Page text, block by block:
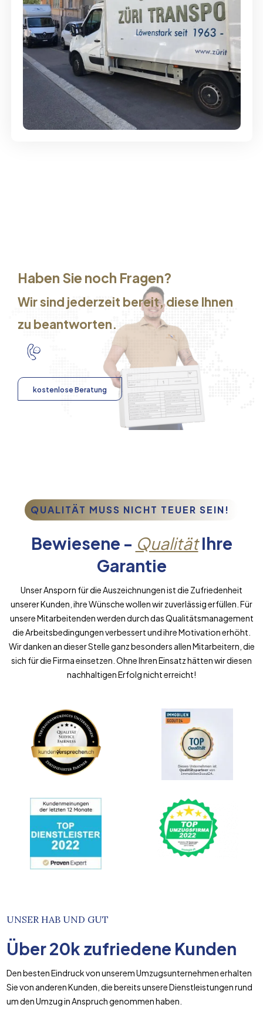
Günstige Umzüge - Hervorragender
Service
Haben Sie noch Fragen?
Wir sind jederzeit bereit, diese Ihnen
zu beantworten.
kostenlose Beratung
QUALITÄT MUSS NICHT TEUER SEIN!
Bewiesene - QualitätIhre
Garantie
Unser Ansporn für die Auszeichnungen ist die Zufriedenheit
unserer Kunden, ihre Wünsche wollen wir zuverlässig erfüllen. Für
unsere Mitarbeitenden werden durch das Qualitätsmanagement
die Arbeitsbedingungen verbessert und ihre Motivation erhöht.
Wir danken an dieser Stelle ganz besonders allen Mitarbeitern, die
sich für die Firma einsetzen. Ohne Ihren Einsatz hätten wir diesen
nachhaltigen Erfolg nicht erreicht!
UNSER HAB UND GUT
Über20k zufriedene Kunden
Den besten Eindruck von unserem Umzugsunternehmen erhalten
Sie von anderen Kunden, die bereits unsere Dienstleistungen rund
um den Umzug in Anspruch genommen haben.